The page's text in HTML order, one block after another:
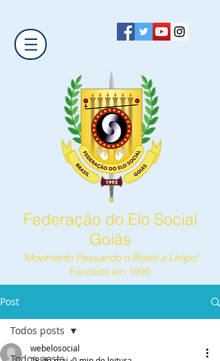
Federação do Elo Social
Goiás
"Movimento Passando o Brasil a Limpo"
Fundado em 1990
Post
Todos posts
webelosocial